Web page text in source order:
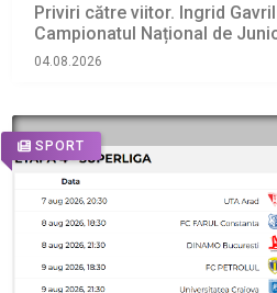
Priviri către viitor. Ingrid
Campionatul Național de
04.08.2026
SPORT